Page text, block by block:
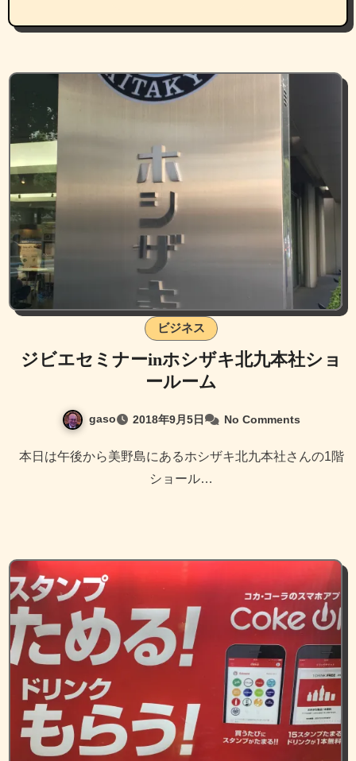
ビジネス
ジビエセミナーinホシザキ北九本社ショ
ールーム
gaso 2018年9月5日 No Comments
本日は午後から美野島にあるホシザキ北九本社さんの1階
ショール…